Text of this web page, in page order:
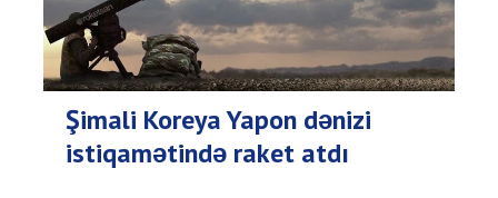
Şimali Koreya Yapon dənizi
istiqamətində raket atdı